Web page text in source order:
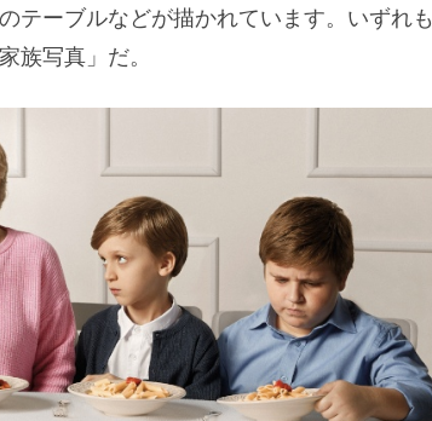
テーブルなどが描かれています。いずれも
族写真」だ。